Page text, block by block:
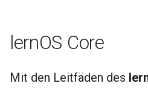
lernOS Core
Mit den Leitfäden des